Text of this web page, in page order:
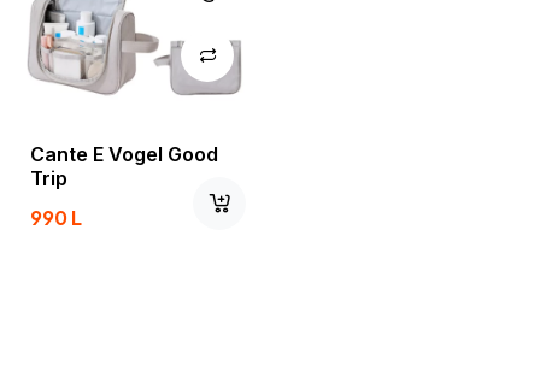
Cante E Vogel Good
Trip
990L